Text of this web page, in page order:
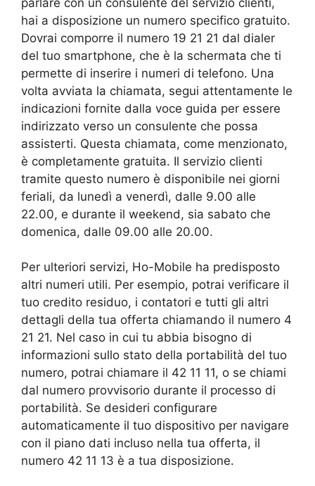
hai a disposizione un numero specifico gratuito.
Dovrai comporre il numero 19 21 21 dal dialer
del tuo smartphone, che è la schermata che ti
permette di inserire i numeri di telefono. Una
volta avviata la chiamata, segui attentamente le
indicazioni fornite dalla voce guida per essere
indirizzato verso un consulente che possa
assisterti. Questa chiamata, come menzionato,
è completamente gratuita. Il servizio clienti
tramite questo numero è disponibile nei giorni
feriali, da lunedì a venerdì, dalle 9.00 alle
22.00, e durante il weekend, sia sabato che
domenica, dalle 09.00 alle 20.00.
Per ulteriori servizi, Ho-Mobile ha predisposto
altri numeri utili. Per esempio, potrai verificare il
tuo credito residuo, i contatori e tutti gli altri
dettagli della tua offerta chiamando il numero 4
21 21. Nel caso in cui tu abbia bisogno di
informazioni sullo stato della portabilità del tuo
numero, potrai chiamare il 42 11 11, o se chiami
dal numero provvisorio durante il processo di
portabilità. Se desideri configurare
automaticamente il tuo dispositivo per navigare
con il piano dati incluso nella tua offerta, il
numero 42 11 13 è a tua disposizione.